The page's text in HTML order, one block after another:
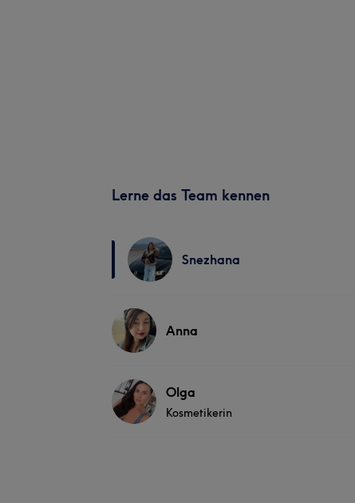
Lerne das Team kennen
Snezhana
Anna
Olga
Kosmetikerin